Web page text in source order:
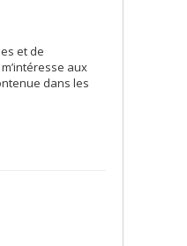
et de
aux
dans les